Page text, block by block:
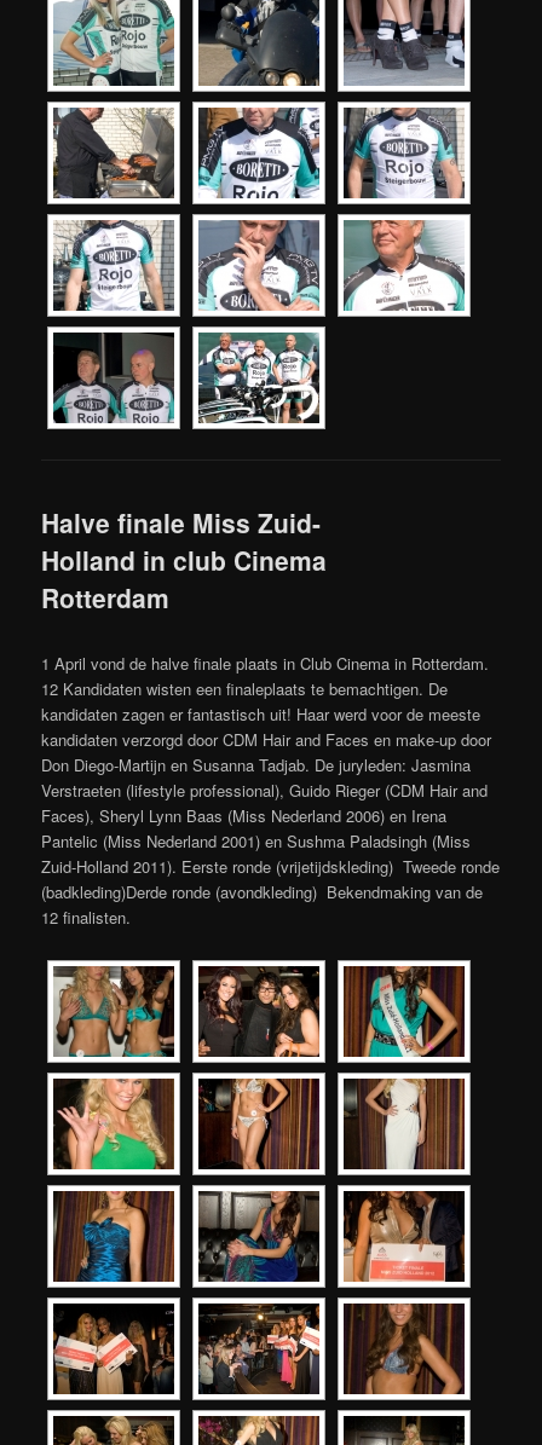
Halve finale Miss Zuid-
Holland in club Cinema
Rotterdam
1 April vond de halve finale plaats in Club Cinema in Rotterdam.
12 Kandidaten wisten een finaleplaats te bemachtigen. De
kandidaten zagen er fantastisch uit! Haar werd voor de meeste
kandidaten verzorgd door CDM Hair and Faces en make-up door
Don Diego-Martijn en Susanna Tadjab. De juryleden: Jasmina
Verstraeten (lifestyle professional), Guido Rieger (CDM Hair and
Faces), Sheryl Lynn Baas (Miss Nederland 2006) en Irena
Pantelic (Miss Nederland 2001) en Sushma Paladsingh (Miss
Zuid-Holland 2011). Eerste ronde (vrijetijdskleding) Tweede ronde
(badkleding)Derde ronde (avondkleding) Bekendmaking van de
12 finalisten.